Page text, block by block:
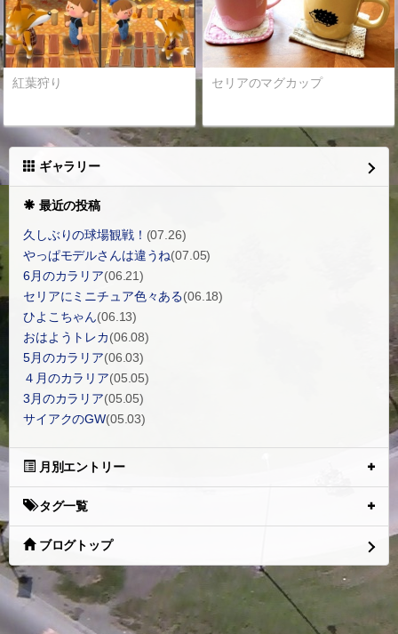
紅葉狩り セリアのマグカップ
ギャラリー
最近の投稿
久しぶりの球場観戦！ (07.26)
やっぱモデルさんは違うね(07.05)
6月のカラリア(06.21)
セリアにミニチュア色々ある(06.18)
ひよこちゃん(06.13)
おはようトレカ(06.08)
5月のカラリア(06.03)
４月のカラリア(05.05)
3月のカラリア(05.05)
サイアクのGW(05.03)
月別エントリー
タグ一覧
ブログトップ